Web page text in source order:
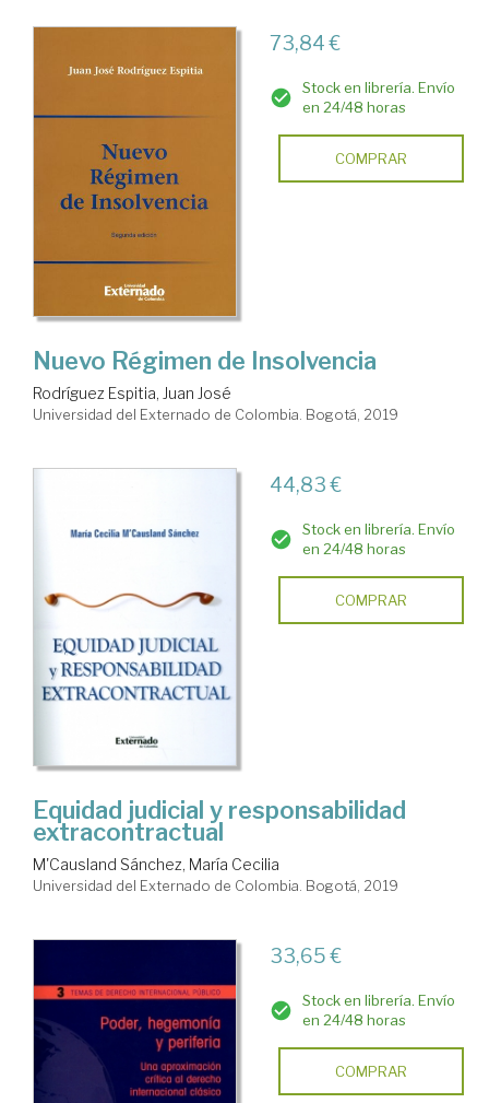
73,84 €
Stock en librería. Envío
en 24/48 horas
COMPRAR
Nuevo Régimen de Insolvencia
Rodríguez Espitia, Juan José
Universidad del Externado de Colombia. Bogotá, 2019
44,83 €
Stock en librería. Envío
en 24/48 horas
COMPRAR
Equidad judicial y responsabilidad
extracontractual
M'Causland Sánchez, María Cecilia
Universidad del Externado de Colombia. Bogotá, 2019
33,65 €
Stock en librería. Envío
en 24/48 horas
COMPRAR